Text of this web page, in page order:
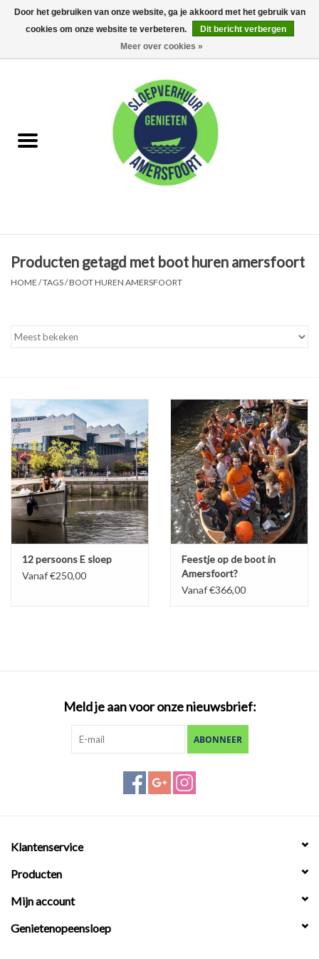
0 Artikelen - €0,00
Huur met schipper
Feest Arrangementen
Hottub boot
Producten getagd met boot huren amersfoort
HOME /TAGS/BOOT HUREN AMERSFOORT
12 persoons E sloep
Vanaf €250,00
Feestje op de boot in
Amersfoort?
Vanaf €366,00
Meld je aan voor onze nieuwsbrief:
ABONNEER
Klantenservice
Producten
Mijn account
Genietenopeensloep
Door het gebruiken van onze website, ga je akkoord met het gebruik van
cookies om onze website te verbeteren.
Dit bericht verbergen
Meer over cookies »